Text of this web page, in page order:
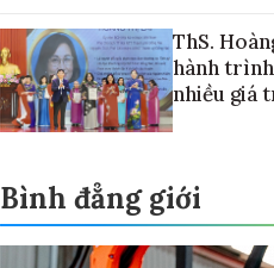
ThS.
hành
nhiều giá
Bình đẳng giới